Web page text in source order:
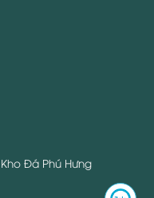
Đá Phú Hưng